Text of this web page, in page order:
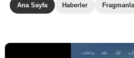
Ana Sayfa Haberler